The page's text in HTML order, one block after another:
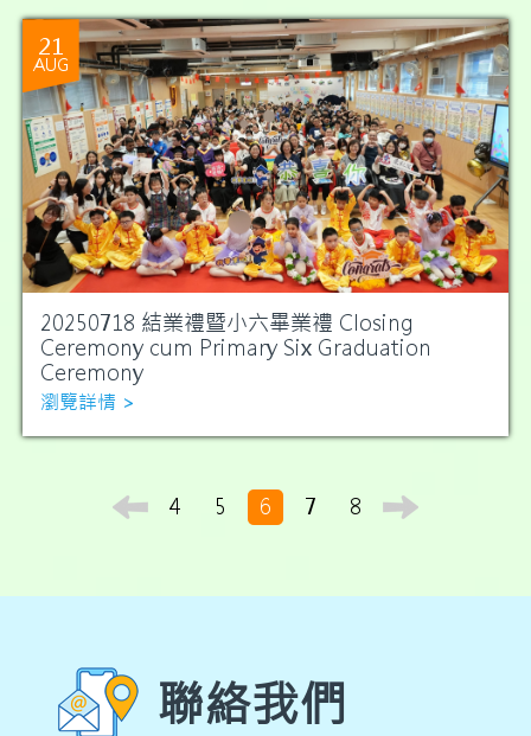
21
AUG
20250718 結業禮暨小六畢業禮 Closing
Ceremony cum Primary Six Graduation
Ceremony
瀏覽詳情 >
4 5 6 7 8
聯絡我們